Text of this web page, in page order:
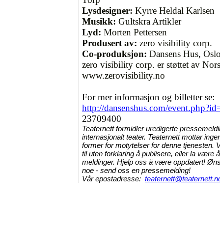
Lysdesigner: Kyrre Heldal Karlsen
Musikk: Gultskra Artikler
Lyd: Morten Pettersen
Produsert av: zero visibility corp.
Co-produksjon: Dansens Hus,
zero visibility corp. er støttet av
www.zerovisibility.no
For mer informasjon og billetter se:
http://dansenshus.com/
23709400
Teaternett formidler uredigerte
internasjonalt teater. Teaternett mottar
former for motytelser for denne tjenesten.
til uten forklaring å publisere, eller la være
meldinger. Hjelp oss å være oppdatert!
noe - send oss en pressemelding!
Vår epostadresse: